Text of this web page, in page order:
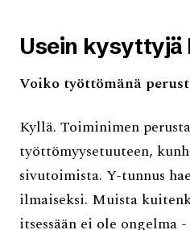
Usein
Voiko työttömänä
Kyllä. Toiminimen
työttömyysetuuteen,
sivutoimista. Y-tunnus
ilmaiseksi. Muista
itsessään ei ole ongelma